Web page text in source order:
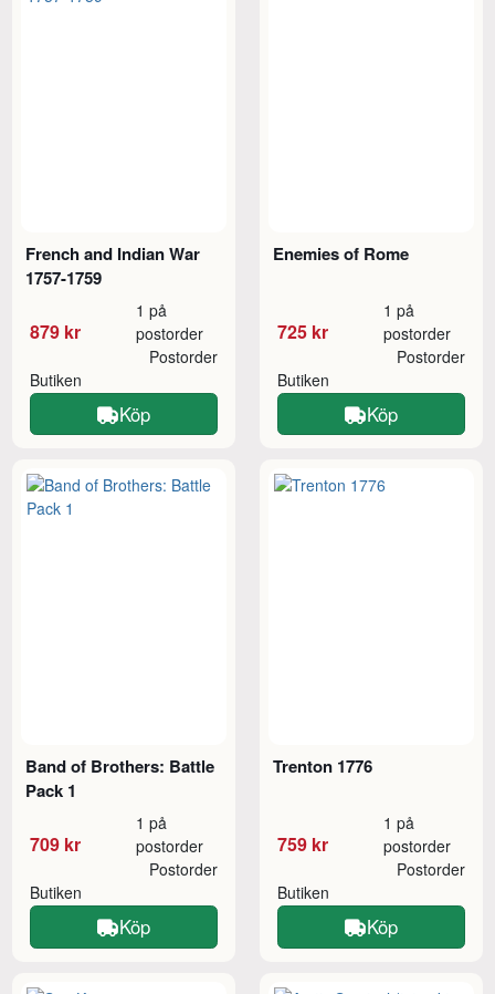
French and Indian War
1757-1759
879 kr
1 på
postorder
Butiken
Postorder
Köp
Enemies of Rome
725 kr
1 på
postorder
Butiken
Postorder
Köp
Band of Brothers: Battle
Pack 1
709 kr
1 på
postorder
Butiken
Postorder
Köp
Trenton 1776
759 kr
1 på
postorder
Butiken
Postorder
Köp